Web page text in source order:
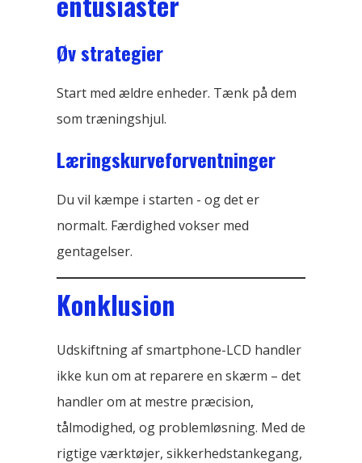
Øv strategier
Start med ældre enheder. Tænk på dem
som træningshjul.
Læringskurveforventninger
Du vil kæmpe i starten - og det er
normalt. Færdighed vokser med
gentagelser.
Konklusion
Udskiftning af smartphone-LCD handler
ikke kun om at reparere en skærm – det
handler om at mestre præcision,
tålmodighed, og problemløsning. Med de
rigtige værktøjer, sikkerhedstankegang,